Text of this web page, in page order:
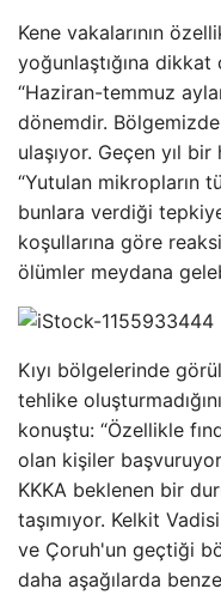
Kene vakalarının
yoğunlaştığına
“Haziran-temmuz
dönemdir.
ulaşıyor. Geçen yıl
“Yutulan mikropların
bunlara verdiği
koşullarına göre
ölümler meydana
Kıyı bölgelerinde
tehlike
konuştu: “Özellikle
olan kişiler
KKKA beklenen bir
taşımıyor. Kelkit
ve Çoruh'un geçtiği
daha aşağılarda